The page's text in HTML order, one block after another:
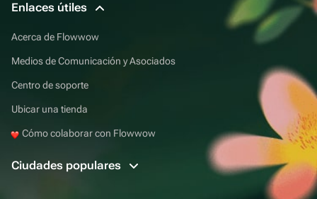
Enlaces útiles
Acerca de Flowwow
Medios de Comunicación y Asociados
Centro de soporte
Ubicar una tienda
Cómo colaborar con Flowwow
Ciudades populares